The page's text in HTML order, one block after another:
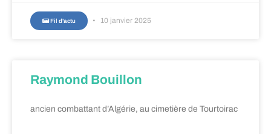
Fil d'actu 10 janvier 2025
Raymond Bouillon
ancien combattant d’Algérie, au cimetière de Tourtoirac